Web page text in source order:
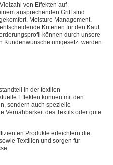
von Effekten auf
ansprechenden Griff sind
Moisture Management,
Kriterien für den Kauf
können durch unsere
Kundenwünsche umgesetzt werden.
in der textilen
Effekten können mit den
sondern auch spezielle
Vernähbarkeit des Textils oder gute
Produkte erleichtern die
Textilien und sorgen für